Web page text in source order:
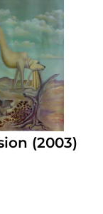
(2003)